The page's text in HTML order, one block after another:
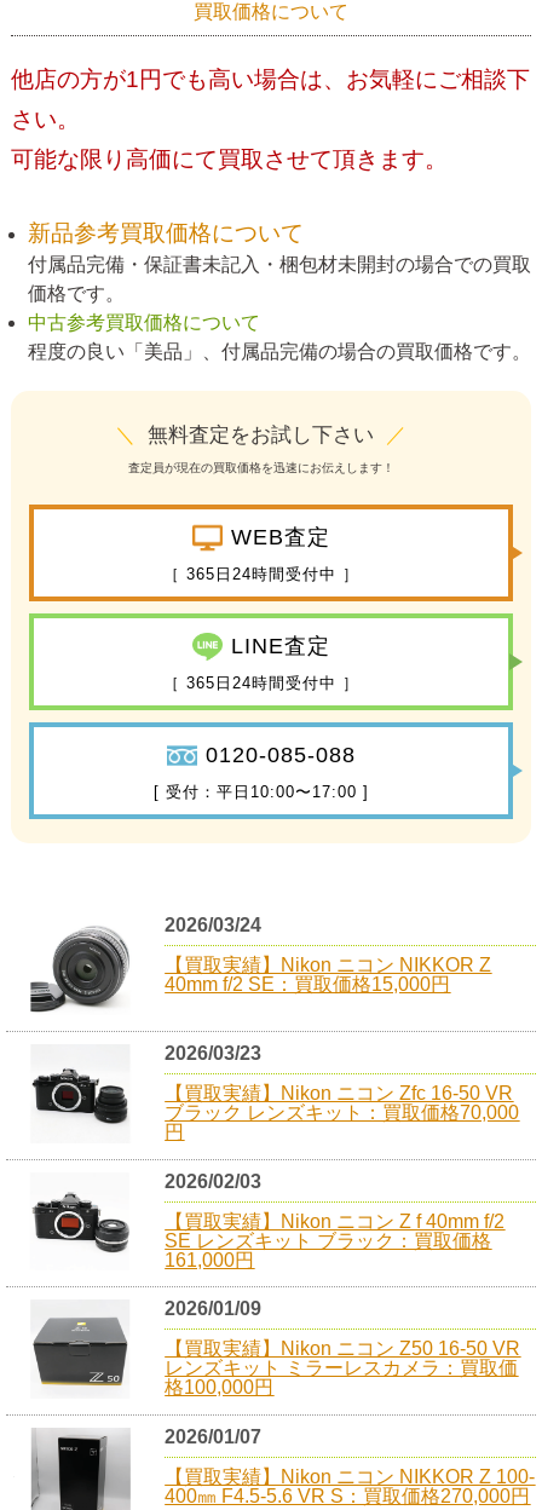
買取価格について
他店の方が1円でも高い場合は、お気軽にご相談下
さい。
可能な限り高価にて買取させて頂きます。
新品参考買取価格について
付属品完備・保証書未記入・梱包材未開封の場合での買取
価格です。
中古参考買取価格について
程度の良い「美品」、付属品完備の場合の買取価格です。
＼ 無料査定をお試し下さい ／
査定員が現在の買取価格を迅速にお伝えします！
WEB査定
［ 365日24時間受付中 ］
LINE査定
［ 365日24時間受付中 ］
0120-085-088
[ 受付：平日10:00〜17:00 ]
2026/03/24
【買取実績】Nikon ニコン NIKKOR Z
40mm f/2 SE：買取価格15,000円
2026/03/23
【買取実績】Nikon ニコン Zfc 16-50 VR
ブラック レンズキット：買取価格70,000
円
2026/02/03
【買取実績】Nikon ニコン Z f 40mm f/2
SE レンズキット ブラック：買取価格
161,000円
2026/01/09
【買取実績】Nikon ニコン Z50 16-50 VR
レンズキット ミラーレスカメラ：買取価
格100,000円
2026/01/07
【買取実績】Nikon ニコン NIKKOR Z 100-
400㎜ F4.5-5.6 VR S：買取価格270,000円